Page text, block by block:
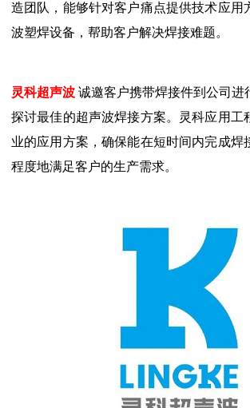
造团队，能够针对客户痛点提供技术应用
波塑焊设备，帮助客户解决焊接难题。
灵科超声波 诚邀客户携带焊接件到公司进
探讨最佳的超声波焊接方案。灵科应用工
业的应用方案，确保能在短时间内完成焊
程度地满足客户的生产需求。